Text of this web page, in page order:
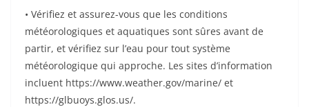
• Vérifiez et assurez-vous que les conditions
météorologiques et aquatiques sont sûres avant de
partir, et vérifiez sur l’eau pour tout système
météorologique qui approche. Les sites d’information
incluent https://www.weather.gov/marine/ et
https://glbuoys.glos.us/.